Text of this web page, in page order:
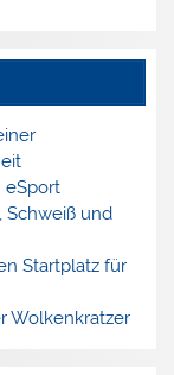
eSport
Schweiß und
Startplatz für
Wolkenkratzer